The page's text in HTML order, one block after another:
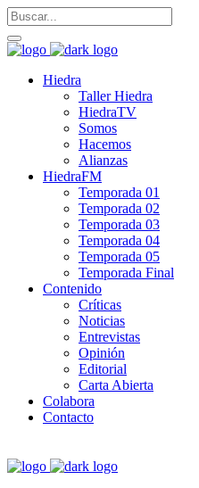
Hiedra
Taller Hiedra
HiedraTV
Somos
Hacemos
Alianzas
HiedraFM
Temporada 01
Temporada 02
Temporada 03
Temporada 04
Temporada 05
Temporada Final
Contenido
Críticas
Noticias
Entrevistas
Opinión
Editorial
Carta Abierta
Colabora
Contacto